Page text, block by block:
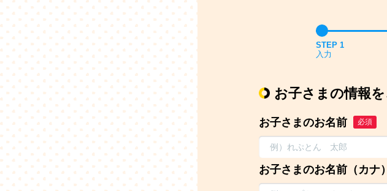
STEP 1
入力
お子さまの情報
お子さまのお名前 必須
お子さまのお名前（カナ）